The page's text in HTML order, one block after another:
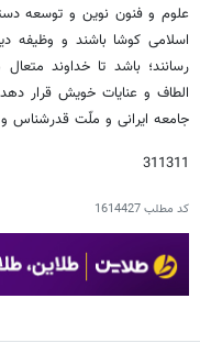
علوم و فنون نوین و توسعه
اسلامی کوشا باشند و وظیفه
رسانند؛ باشد تا خداوند
الطاف و عنایات خویش قرار
جامعه ایرانی و ملّت قدرشناس و
311311
کد مطلب1614427